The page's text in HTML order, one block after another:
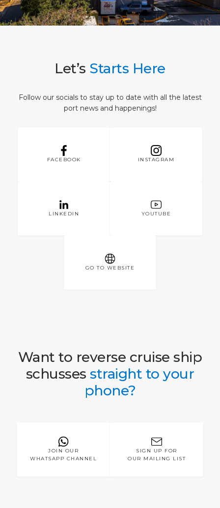
Günübirlik Rotalar
Lokasyon
Medya Merkezi
LİMAN
Let’s Starts Here
Follow our socials to stay up to date with all the latest
port news and happenings!
FACEBOOK INSTAGRAM
LINKEDIN YOUTUBE
GO TO WEBSITE
Want to reverse cruise ship
schussesstraight to your
phone?
JOIN OUR
WHATSAPP CHANNEL
SIGN UP FOR
OUR MAILING LIST